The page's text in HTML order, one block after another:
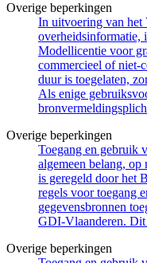
Overige beperkingen
In uitvoering van het
overheidsinformatie,
Modellicentie voor
commercieel of niet-
duur is toegelaten,
Als enige
Overige beperkingen
Toegang en gebruik
algemeen belang, op
is geregeld door het
regels voor toegang
gegevensbronnen
GDI-Vlaanderen. Dit
Overige beperkingen